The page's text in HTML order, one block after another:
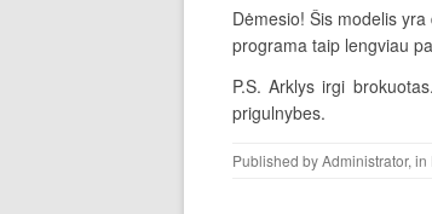
Dėmesio! Šis modelis
programa taip lengviau
P.S. Arklys irgi
prigulnybes.
Published byAdministrator, in